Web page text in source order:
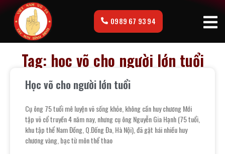
0989 67 93 94
Tag: học võ cho người lớn tuổi
Học võ cho người lớn tuổi
Cụ ông 75 tuổi mê luyện võ sống khỏe, không cần huy chương Mới
tập võ cổ truyền 4 năm nay, nhưng cụ ông Nguyễn Gia Hạnh (75 tuổi,
khu tập thể Nam Đồng, Q.Đống Đa, Hà Nội), đã gặt hái nhiều huy
chương vàng, bạc từ môn thể thao